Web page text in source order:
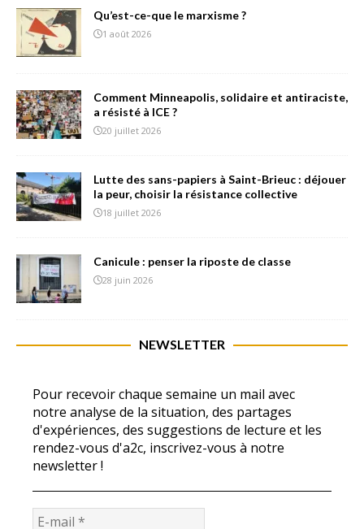
Qu’est-ce-que le marxisme ?
1 août 2026
Comment Minneapolis, solidaire et antiraciste,
a résisté à ICE ?
20 juillet 2026
Lutte des sans-papiers à Saint-Brieuc : déjouer
la peur, choisir la résistance collective
18 juillet 2026
Canicule : penser la riposte de classe
28 juin 2026
NEWSLETTER
Pour recevoir chaque semaine un mail avec
notre analyse de la situation, des partages
d'expériences, des suggestions de lecture et les
rendez-vous d'a2c, inscrivez-vous à notre
newsletter !